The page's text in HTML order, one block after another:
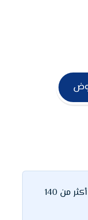
تاريخ شركة يورك بدأ منذ أكثر من 140